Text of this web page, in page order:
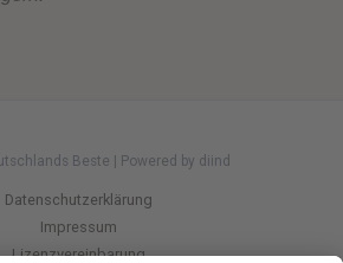
Beste | Powered by diind
Datenschutzerklärung
Impressum
Lizenzvereinbarung